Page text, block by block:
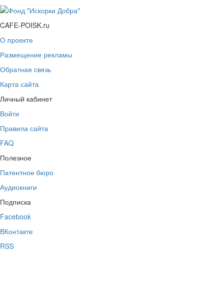
CAFE-POISK.ru
О проекте
Размещение рекламы
Обратная связь
Карта сайта
Личный кабинет
Войти
Правила сайта
FAQ
Полезное
Патентное бюро
Аудиокниги
Подписка
Facebook
ВКонтакте
RSS